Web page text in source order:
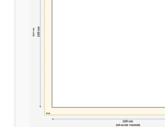
100 cm
(110 cm inkl. Verschnitt)
100 cm
(110 cm)
5cm